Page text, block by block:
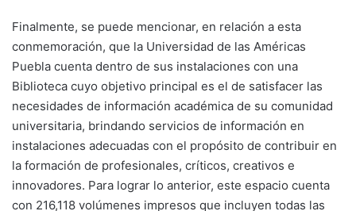
Finalmente, se puede mencionar, en relación a esta
conmemoración, que la Universidad de las Américas
Puebla cuenta dentro de sus instalaciones con una
Biblioteca cuyo objetivo principal es el de satisfacer las
necesidades de información académica de su comunidad
universitaria, brindando servicios de información en
instalaciones adecuadas con el propósito de contribuir en
la formación de profesionales, críticos, creativos e
innovadores. Para lograr lo anterior, este espacio cuenta
con 216,118 volúmenes impresos que incluyen todas las